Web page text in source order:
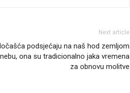
Next article
podsjećaju na naš hod zemljom
ona su tradicionalno jaka vremena
za obnovu molitve